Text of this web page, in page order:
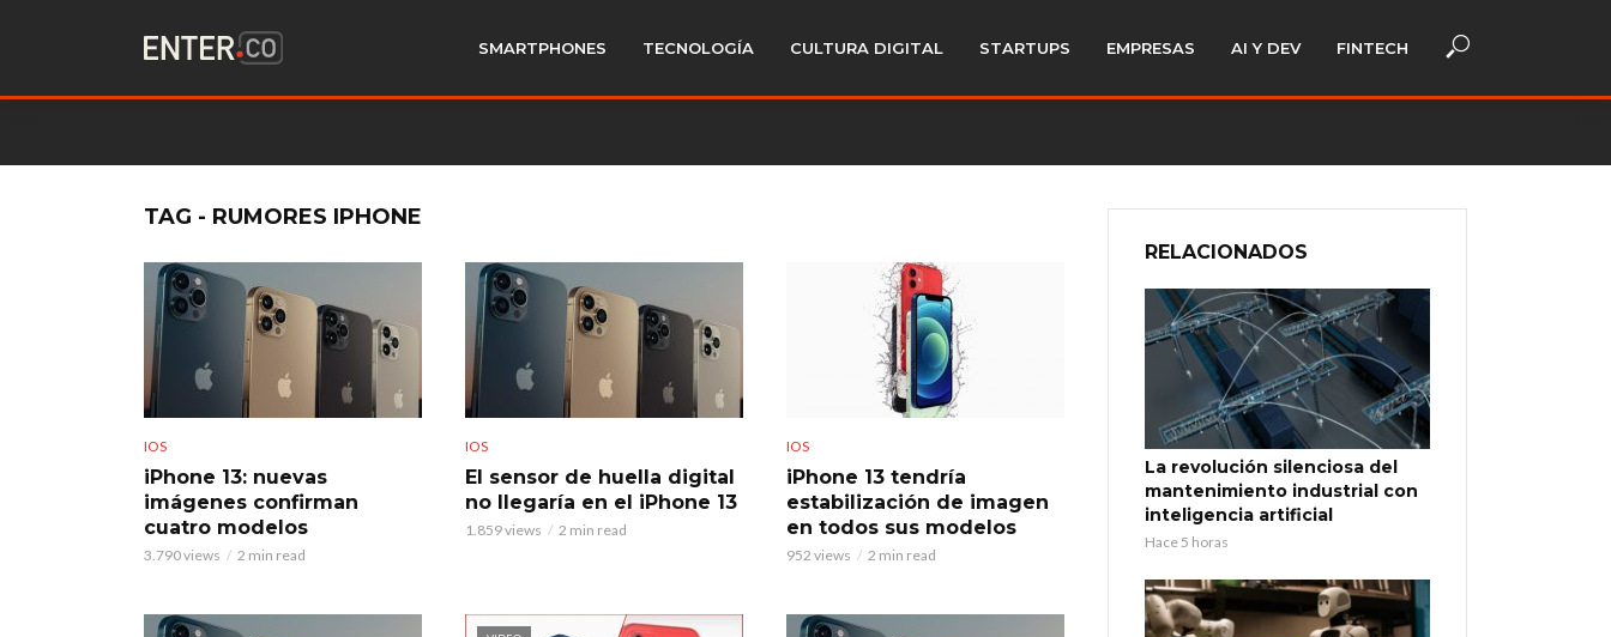
SMARTPHONES TECNOLOGÍA CULTURA DIGITAL STARTUPS EMPRESAS AI Y DEV FINTECH
TAG - RUMORES IPHONE
IOS
iPhone 13: nuevas
imágenes confirman
cuatro modelos
3.790 views 2 min read
IOS
El sensor de huella digital
no llegaría en el iPhone 13
1.859 views 2 min read
IOS
iPhone 13 tendría
estabilización de imagen
en todos sus modelos
952 views 2 min read
RELACIONADOS
La revolución silenciosa del
mantenimiento industrial con
inteligencia artificial
Hace 5 horas